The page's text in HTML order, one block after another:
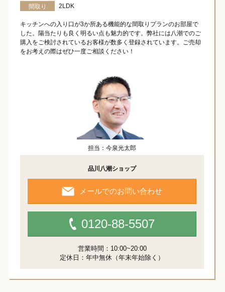
間取り
2LDK
キッチンへの入り口が3か所ある機能的な間取りプランのお部屋で
した。陽当たりも良く明るい点も魅力的です。弊社には八潮でのご
購入をご検討されているお客様が数多く登録されています。ご売却
をお考えの際はぜひ一度ご相談ください！
担当：今泉光太郎
品川八潮ショップ
メールでのお問い合わせ
0120-88-5507
営業時間：10:00~20:00
定休日：年中無休（年末年始除く）